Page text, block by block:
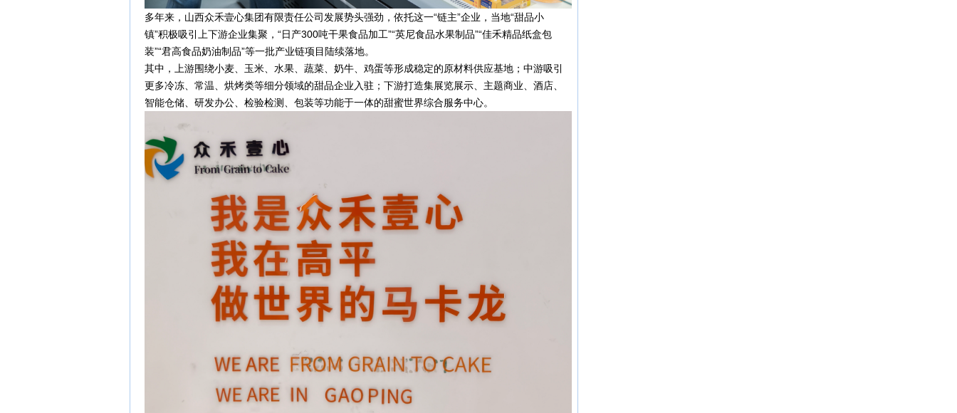
多年来，山西众禾壹心集团有限责任公司发展势头强劲，依托这一“链主”企业，当地“甜品小
镇”积极吸引上下游企业集聚，“日产300吨干果食品加工”“英尼食品水果制品”“佳禾精品纸盒包
装”“君高食品奶油制品”等一批产业链项目陆续落地。
其中，上游围绕小麦、玉米、水果、蔬菜、奶牛、鸡蛋等形成稳定的原材料供应基地；中游吸引
更多冷冻、常温、烘烤类等细分领域的甜品企业入驻；下游打造集展览展示、主题商业、酒店、
智能仓储、研发办公、检验检测、包装等功能于一体的甜蜜世界综合服务中心。